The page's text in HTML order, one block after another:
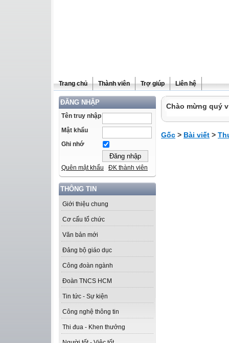
Trang chủ Thành viên Trợ giúp Liên hệ
ĐĂNG NHẬP
Tên truy nhập
Mật khẩu
Ghi nhớ
Quên mật khẩu ĐK thành viên
THÔNG TIN
Giới thiệu chung
Cơ cấu tổ chức
Văn bản mới
Đảng bộ giáo dục
Công đoàn ngành
Đoàn TNCS HCM
Tin tức - Sự kiện
Công nghệ thông tin
Thi đua - Khen thưởng
Chào mừng quý
Gốc > Bài viết >